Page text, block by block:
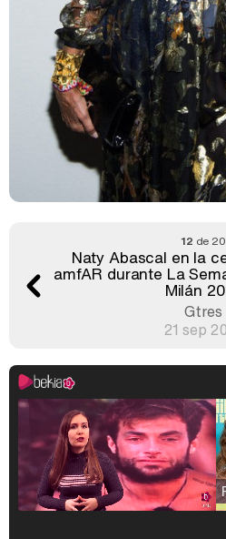
12 de 20
Naty Abascal en la
amfAR durante La
Milán
Gtres
21 sep